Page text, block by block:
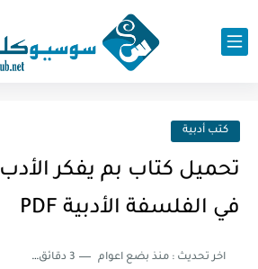
كتب أدبية
تحميل كتاب بم يفكر
في الفلسفة الأدبية PDF
اخر تحديث :منذ بضع اعوام 3 دقائق للقراءة